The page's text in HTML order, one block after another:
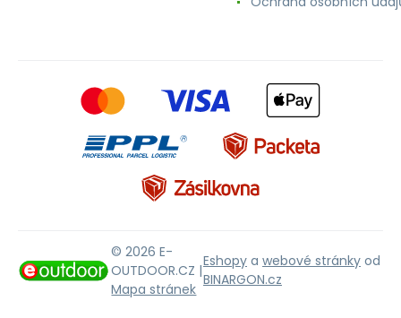
© 2026 E-
OUTDOOR.CZ |
Mapa stránek
Eshopy a webové stránky od
BINARGON.cz